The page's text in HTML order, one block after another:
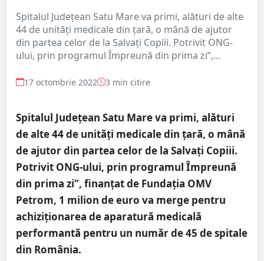
Spitalul Județean Satu Mare va primi, alături de alte
44 de unități medicale din țară, o mână de ajutor
din partea celor de la Salvați Copiii. Potrivit ONG-
ului, prin programul Împreună din prima zi”,...
17 octombrie 2022 3 min citire
Spitalul Județean Satu Mare va primi, alături
de alte 44 de unități medicale din țară, o mână
de ajutor din partea celor de la Salvați Copiii.
Potrivit ONG-ului, prin programul Împreună
din prima zi”, finanțat de Fundația OMV
Petrom, 1 milion de euro va merge pentru
achiziționarea de aparatură medicală
performantă pentru un număr de 45 de spitale
din România.